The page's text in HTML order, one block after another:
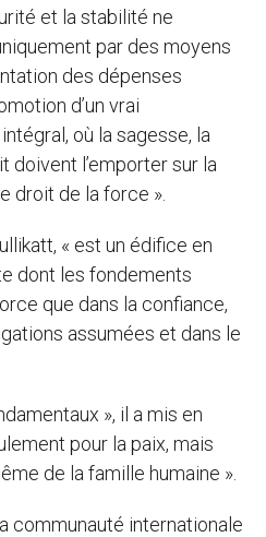
et la stabilité ne
par des moyens
des dépenses
d’un vrai
où la sagesse, la
doivent l’emporter sur la
droit de la force ».
« est un édifice en
dont les fondements
que dans la confiance,
assumées et dans ​​le
», il a mis en
pour la paix, mais
de la famille humaine ».
communauté internationale